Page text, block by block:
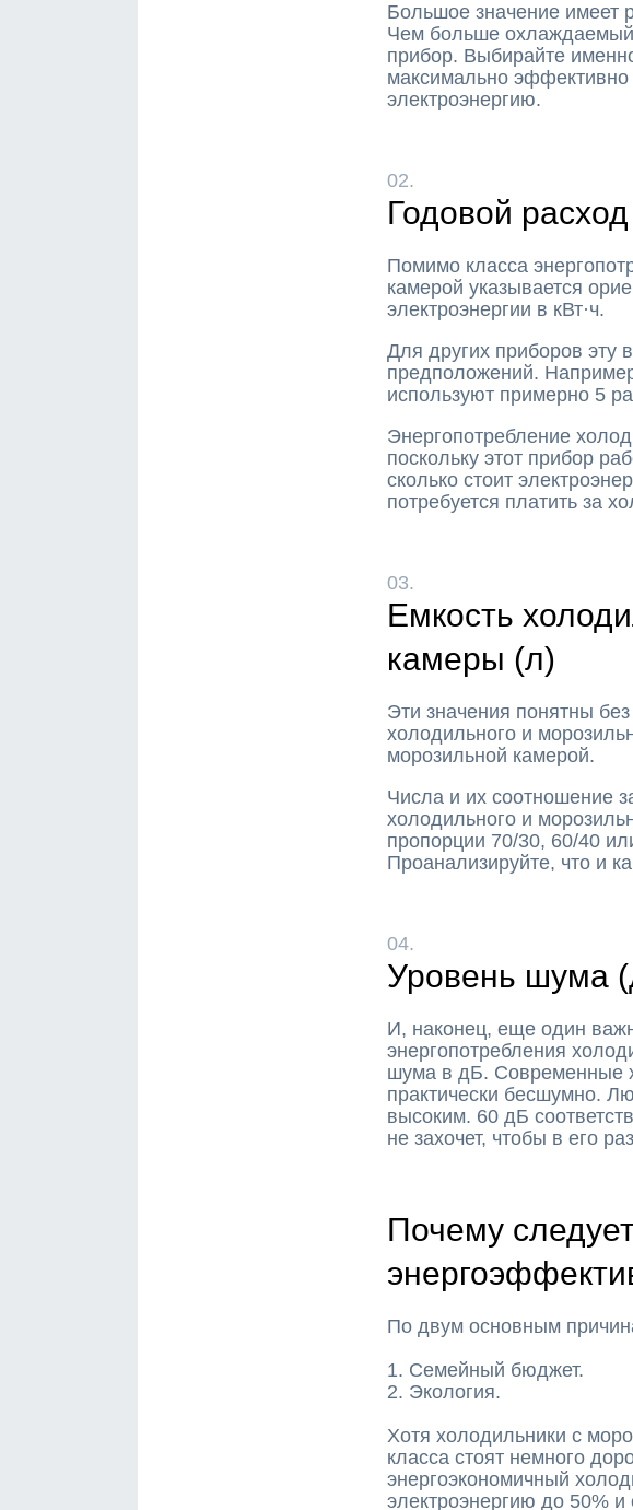
Большое значение имеет
Чем больше охлаждаемый
прибор. Выбирайте
максимально эффективно
электроэнергию.
02.
Годовой расход
Помимо класса
камерой указывается
электроэнергии в кВт·ч.
Для других приборов эту
предположений.
используют примерно 5
Энергопотребление
поскольку этот прибор
сколько стоит
потребуется платить за
03.
Емкость
камеры (л)
Эти значения понятны
холодильного и
морозильной камерой.
Числа и их соотношение
холодильного и
пропорции 70/30, 60/40
Проанализируйте, что и
04.
Уровень шума
И, наконец, еще один
энергопотребления
шума в дБ. Современные
практически бесшумно.
высоким. 60 дБ
не захочет, чтобы в его
Почему
По двум основным
1. Семейный бюджет.
2. Экология.
Хотя холодильники с
класса стоят немного
энергоэкономичный
электроэнергию до 50% и